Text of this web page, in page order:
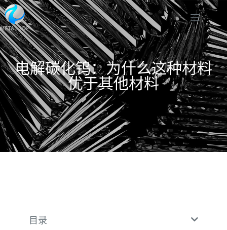
电解碳化钨：为什么这种材料
优于其他材料
目录